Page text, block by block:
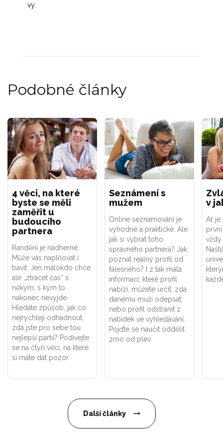
vy.
Podobné články
4 věci, na které
byste se měli
zaměřit u
budoucího
partnera
Randění je nádherné.
Může vás naplňovat i
bavit. Jen málokdo chce
ale „ztrácet čas“ s
někým, s kým to
nakonec nevyjde.
Hledáte způsob, jak co
nejrychleji odhadnout,
zda jste pro sebe tou
nejlepší partií? Podívejte
se na čtyři věci, na které
si máte dát pozor.
Seznámení s
mužem
Online seznamování je
výhodné a praktické. Ale
jak si vybrat toho
správného partnera? Jak
poznat reálný profil od
falešného? I z tak mála
informací, které profil
nabízí, můžete určit, zda
danému muži odepsat,
nebo profil odstranit z
nabídek ve vyhledávání.
Pojďte se naučit oddělit
zrno od plev.
v
Ať je
vždy
Další články